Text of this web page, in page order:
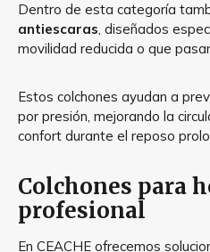
Dentro de esta categoría
antiescaras, diseñados
movilidad reducida o que
Estos colchones ayudan a
por presión, mejorando la
confort durante el reposo
Colchones para
profesional
En CEACHE ofrecemos